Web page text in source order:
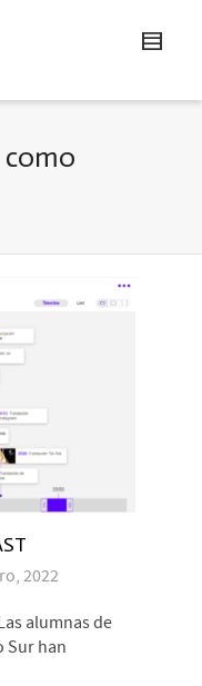
2022
alumnas de
Sur han